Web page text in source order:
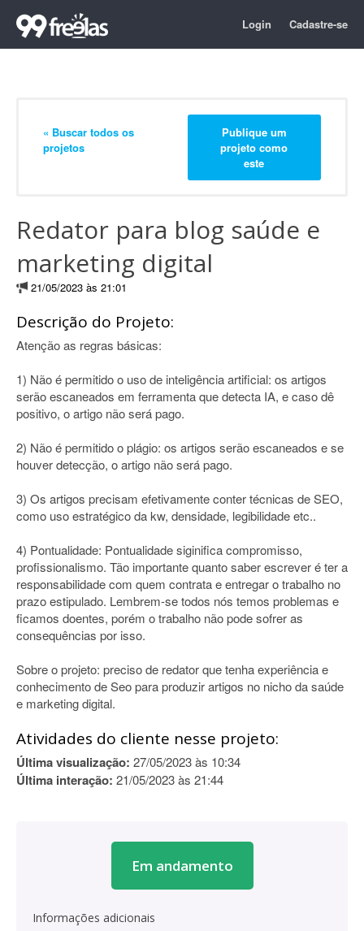
Login Cadastre-se
« Buscar todos os
projetos
Publique um
projeto como
este
Redator para blog saúde e
marketing digital
21/05/2023 às 21:01
Descrição do Projeto:
Atenção as regras básicas:
1) Não é permitido o uso de inteligência artificial: os artigos
serão escaneados em ferramenta que detecta IA, e caso dê
positivo, o artigo não será pago.
2) Não é permitido o plágio: os artigos serão escaneados e se
houver detecção, o artigo não será pago.
3) Os artigos precisam efetivamente conter técnicas de SEO,
como uso estratégico da kw, densidade, legibilidade etc..
4) Pontualidade: Pontualidade siginifica compromisso,
profissionalismo. Tão importante quanto saber escrever é ter a
responsabilidade com quem contrata e entregar o trabalho no
prazo estipulado. Lembrem-se todos nós temos problemas e
ficamos doentes, porém o trabalho não pode sofrer as
consequências por isso.
Sobre o projeto: preciso de redator que tenha experiência e
conhecimento de Seo para produzir artigos no nicho da saúde
e marketing digital.
Atividades do cliente nesse projeto:
Última visualização: 27/05/2023 às 10:34
Última interação: 21/05/2023 às 21:44
Em andamento
Informações adicionais